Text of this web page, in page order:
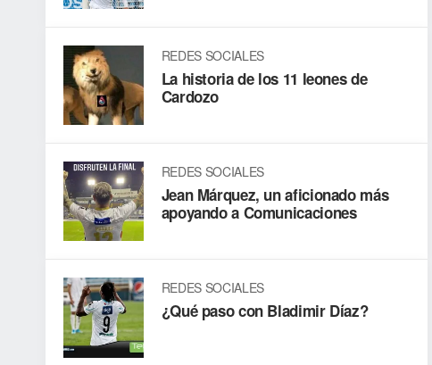
REDES SOCIALES
La historia de los 11 leones de
Cardozo
REDES SOCIALES
Jean Márquez, un aficionado más
apoyando a Comunicaciones
REDES SOCIALES
¿Qué paso con Bladimir Díaz?